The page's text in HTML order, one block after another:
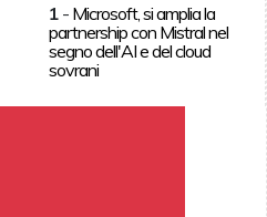
1 - Microsoft, si amplia la
partnership con Mistral nel
segno dell'AI e del cloud
sovrani